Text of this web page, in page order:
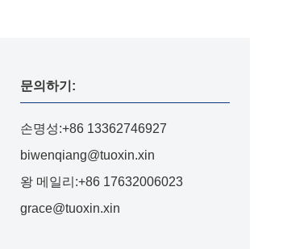
문의하기:
손명성:+86 13362746927
biwenqiang@tuoxin.xin
왕 메일리:+86 17632006023
grace@tuoxin.xin